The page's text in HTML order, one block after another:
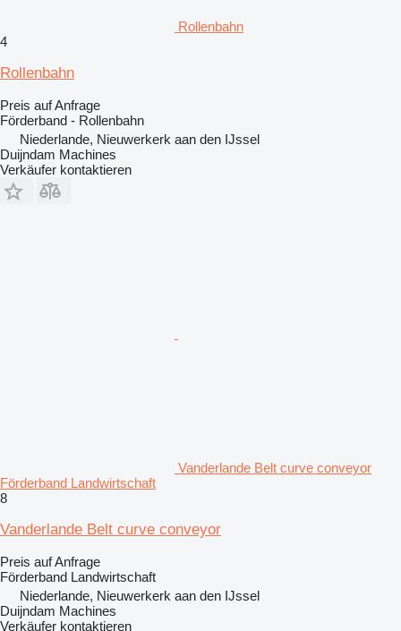
Rollenbahn
4
Rollenbahn
Preis auf Anfrage
Förderband - Rollenbahn
Niederlande, Nieuwerkerk aan den IJssel
Duijndam Machines
Verkäufer kontaktieren
Vanderlande Belt curve conveyor
Förderband Landwirtschaft
8
Vanderlande Belt curve conveyor
Preis auf Anfrage
Förderband Landwirtschaft
Niederlande, Nieuwerkerk aan den IJssel
Duijndam Machines
Verkäufer kontaktieren